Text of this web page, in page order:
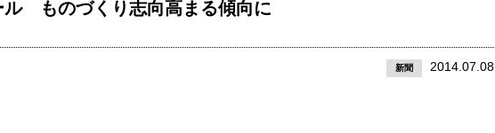
ル ものづくり志向高まる傾向に
新聞 2014.07.08